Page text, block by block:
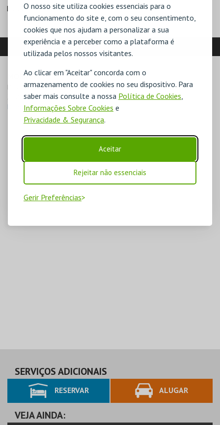
O nosso site utiliza cookies essenciais para o
funcionamento do site e, com o seu consentimento,
cookies que nos ajudam a personalizar a sua
experiência e a perceber como a plataforma é
utilizada pelos nossos visitantes.
Ao clicar em "Aceitar" concorda com o
armazenamento de cookies no seu dispositivo. Para
saber mais consulte a nossa Política de Cookies
Informações Sobre Cookies e
Privacidade & Segurança.
Aceitar
Rejeitar não essenciais
Gerir Preferências
Estudante | Sénior
LOCALIZAÇÃO
MORADA
Rua Leonel Sotto Mayor
2500-000 Caldas da Rainha
Direcções para C.Cultural Caldas Rainha
SERVIÇOS ADICIONAIS
RESERVAR ALUGAR
VEJA AINDA: